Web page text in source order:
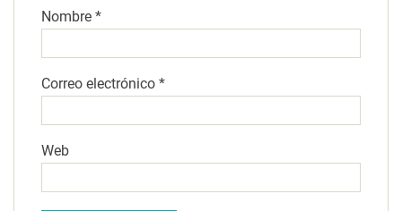
Nombre *
Correo electrónico *
Web